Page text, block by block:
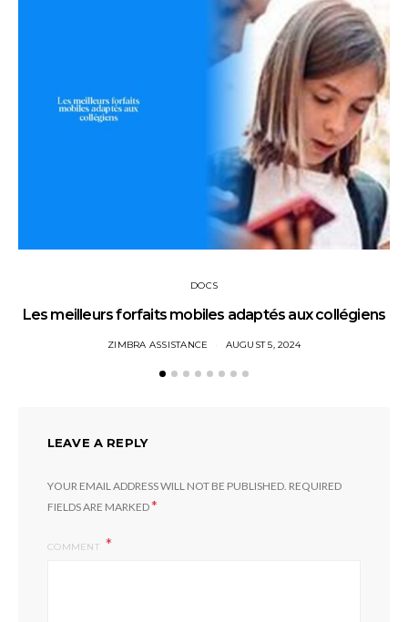
DOCS
Les meilleurs forfaits mobiles adaptés aux collégiens
ZIMBRA ASSISTANCE AUGUST 5, 2024
LEAVE A REPLY
YOUR EMAIL ADDRESS WILL NOT BE PUBLISHED. REQUIRED
FIELDS ARE MARKED*
COMMENT